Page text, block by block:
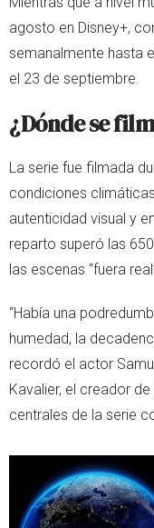
agosto en Disney+,
semanalmente hasta
el 23 de septiembre.
¿Dónde se
La serie fue filmada
condiciones
autenticidad visual y
reparto superó las
las escenas “fuera
“Había una
humedad, la
recordó el actor
Kavalier, el creador
centrales de la serie